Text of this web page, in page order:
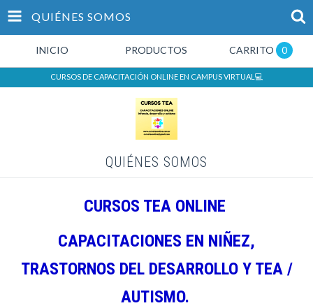
QUIÉNES SOMOS
INICIO PRODUCTOS CARRITO 0
CURSOS DE CAPACITACIÓN ONLINE EN CAMPUS VIRTUAL💻
QUIÉNES SOMOS
CURSOS TEA ONLINE
CAPACITACIONES EN NIÑEZ,
TRASTORNOS DEL DESARROLLO Y TEA /
AUTISMO.